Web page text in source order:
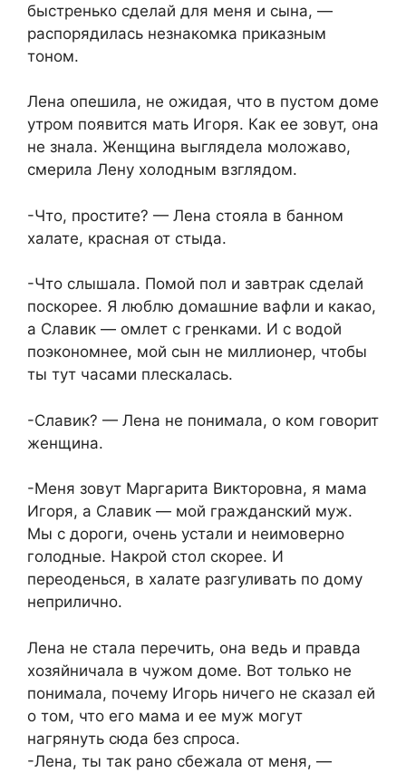
быстренько сделай для меня и сына, —
распорядилась незнакомка приказным
тоном.
Лена опешила, не ожидая, что в пустом доме
утром появится мать Игоря. Как ее зовут, она
не знала. Женщина выглядела моложаво,
смерила Лену холодным взглядом.
-Что, простите? — Лена стояла в банном
халате, красная от стыда.
-Что слышала. Помой пол и завтрак сделай
поскорее. Я люблю домашние вафли и какао,
а Славик — омлет с гренками. И с водой
поэкономнее, мой сын не миллионер, чтобы
ты тут часами плескалась.
-Славик? — Лена не понимала, о ком говорит
женщина.
-Меня зовут Маргарита Викторовна, я мама
Игоря, а Славик — мой гражданский муж.
Мы с дороги, очень устали и неимоверно
голодные. Накрой стол скорее. И
переоденься, в халате разгуливать по дому
неприлично.
Лена не стала перечить, она ведь и правда
хозяйничала в чужом доме. Вот только не
понимала, почему Игорь ничего не сказал ей
о том, что его мама и ее муж могут
нагрянуть сюда без спроса.
-Лена, ты так рано сбежала от меня, —